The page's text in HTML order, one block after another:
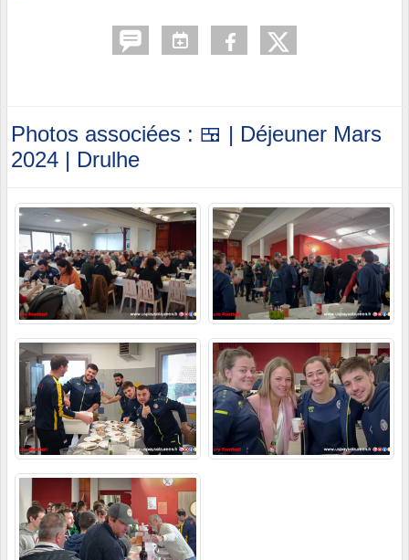
Photos associées : 🍱 | Déjeuner Mars
2024 | Drulhe